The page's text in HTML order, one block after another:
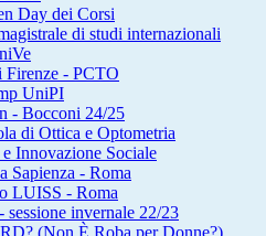
Day dei Corsi
di studi internazionali
Firenze - PCTO
UniPI
- Bocconi 24/25
di Ottica e Optometria
Innovazione Sociale
Sapienza - Roma
LUISS - Roma
sessione invernale 22/23